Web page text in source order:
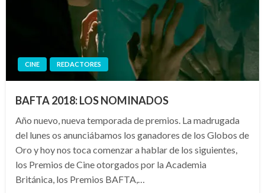
CINE REDACTORES
BAFTA 2018: LOS NOMINADOS
Año nuevo, nueva temporada de premios. La madrugada
del lunes os anunciábamos los ganadores de los Globos de
Oro y hoy nos toca comenzar a hablar de los siguientes,
los Premios de Cine otorgados por la Academia
Británica, los Premios BAFTA,…